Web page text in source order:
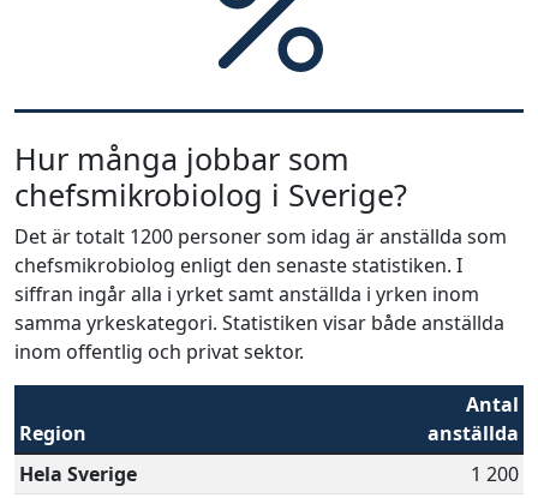
Hur många jobbar som
chefsmikrobiolog i Sverige?
Det är totalt 1200 personer som idag är anställda som
chefsmikrobiolog enligt den senaste statistiken. I
siffran ingår alla i yrket samt anställda i yrken inom
samma yrkeskategori. Statistiken visar både anställda
inom offentlig och privat sektor.
Region
Antal
anställda
Hela Sverige
1 200